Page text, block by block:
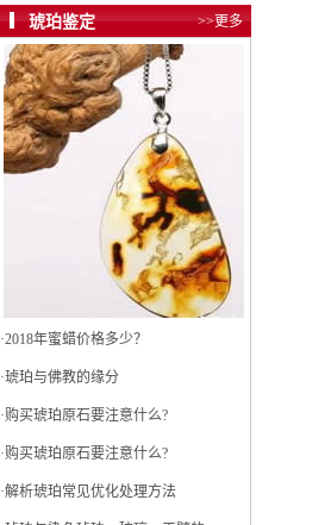
琥珀鉴定 >>更多
·2018年蜜蜡价格多少？
·琥珀与佛教的缘分
·购买琥珀原石要注意什么?
·购买琥珀原石要注意什么?
·解析琥珀常见优化处理方法